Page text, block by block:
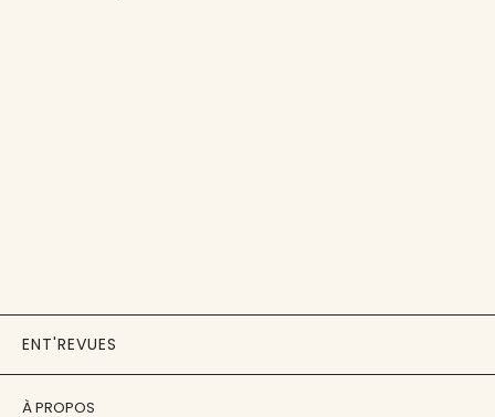
ENT'REVUES
À PROPOS